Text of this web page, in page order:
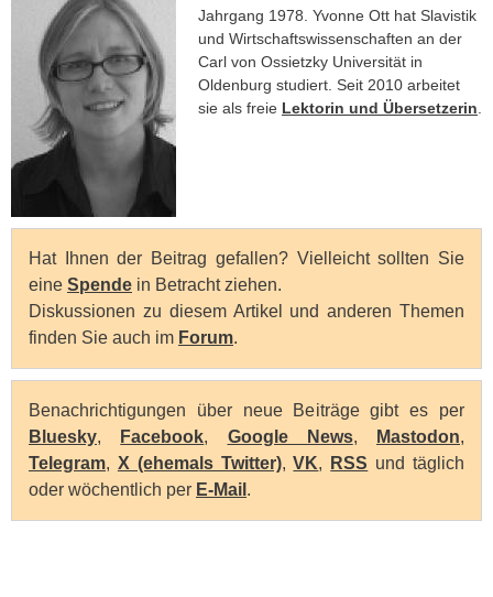
Jahrgang 1978. Yvonne Ott hat Slavistik
und Wirtschaftswissenschaften an der
Carl von Ossietzky Universität in
Oldenburg studiert. Seit 2010 arbeitet
sie als freie Lektorin und Übersetzerin.
Hat Ihnen der Beitrag gefallen? Vielleicht sollten Sie
eine Spende in Betracht ziehen.
Diskussionen zu diesem Artikel und anderen Themen
finden Sie auch im Forum.
Benachrichtigungen über neue Beiträge gibt es per
Bluesky, Facebook, Google News, Mastodon,
Telegram, X (ehemals Twitter),VK, RSS und täglich
oder wöchentlich per E-Mail .